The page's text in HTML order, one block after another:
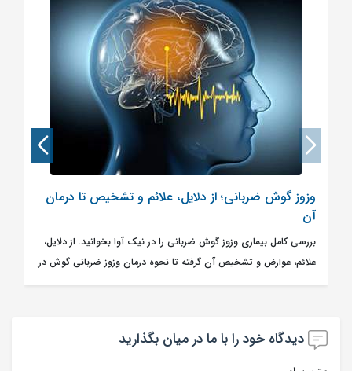
وزوز گوش ضربانی؛ از دلایل، علائم و تشخیص تا درمان
آن
بررسی کامل بیماری وزوز گوش ضربانی را در نیک آوا بخوانید. از دلایل،
علائم، عوارض و تشخیص آن گرفته تا نحوه درمان وزوز ضربانی گوش در
مطلب توضیح داده شده است.
دیدگاه خود را با ما در میان بگذارید